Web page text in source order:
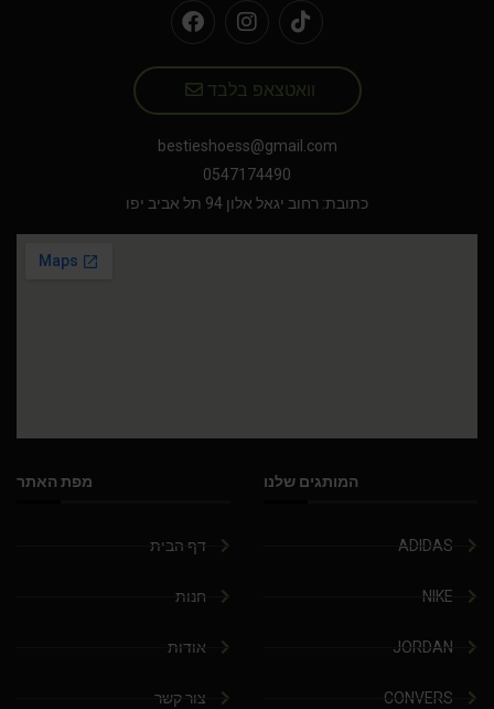
וואטצאפ בלבד
bestieshoess@gmail.com
0547174490
כתובת: רחוב יגאל אלון 94 תל אביב יפו
המותגים שלנו
ADIDAS
NIKE
JORDAN
CONVERS
מפת האתר
דף הבית
חנות
אודות
צור קשר